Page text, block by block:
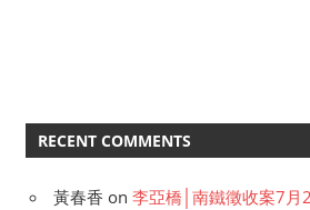
RECENT COMMENTS
黃春香 on 李亞橋│南鐵徵收案7月